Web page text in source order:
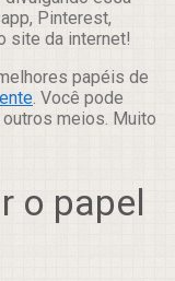
Pinterest,
site da internet!
papéis de
. Você pode
outros meios. Muito
o papel